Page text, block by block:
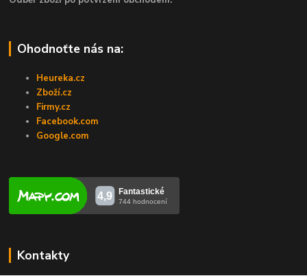
Ohodnoťte nás na:
Heureka.cz
Zboží.cz
Firmy.cz
Facebook.com
Google.com
Kontakty